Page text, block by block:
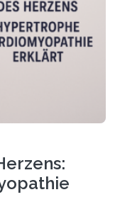
das künftig
Therapie
zu den